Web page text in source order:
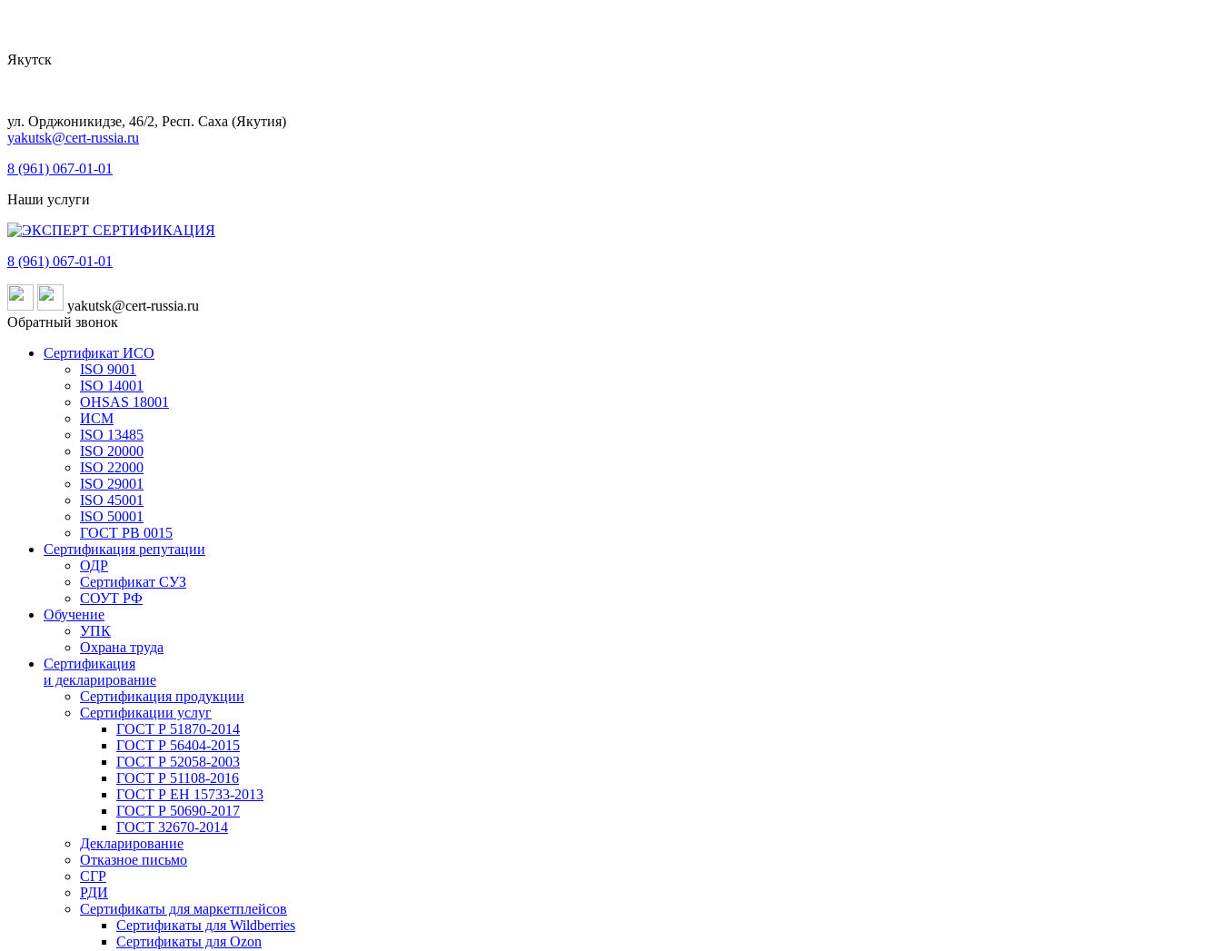
Якутск
ул. Орджоникидзе, 46/2, Респ. Саха (Якутия)
yakutsk@cert-russia.ru
8 (961) 067-01-01
Наши услуги
8 (961) 067-01-01
yakutsk@cert-russia.ru
Обратный звонок
Сертификат ИСО
ISO 9001
ISO 14001
OHSAS 18001
ИСМ
ISO 13485
ISO 20000
ISO 22000
ISO 29001
ISO 45001
ISO 50001
ГОСТ РВ 0015
Сертификация репутации
ОДР
Сертификат СУЗ
СОУТ РФ
Обучение
УПК
Охрана труда
Сертификация
и декларирование
Сертификация продукции
Сертификации услуг
ГОСТ Р 51870-2014
ГОСТ Р 56404-2015
ГОСТ Р 52058-2003
ГОСТ Р 51108-2016
ГОСТ Р ЕН 15733-2013
ГОСТ Р 50690-2017
ГОСТ 32670-2014
Декларирование
Отказное письмо
СГР
РДИ
Сертификаты для маркетплейсов
Сертификаты для Wildberries
Сертификаты для Ozon